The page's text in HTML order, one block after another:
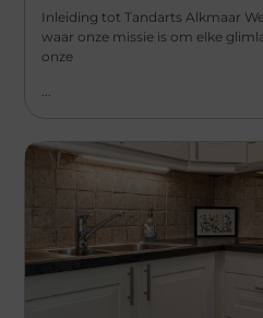
Inleiding tot Tandarts Alkmaar
waar onze missie is om elke
onze